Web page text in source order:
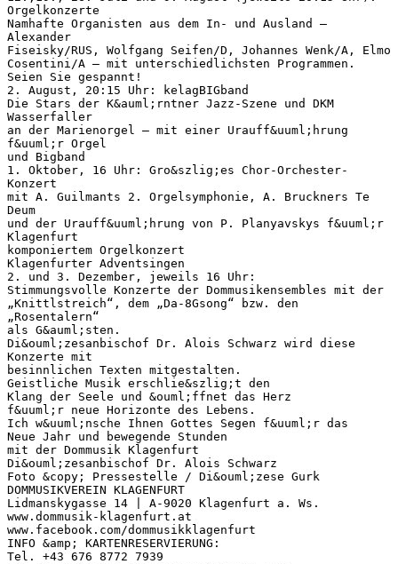
Orgelkonzerte
Namhafte Organisten aus dem In- und Ausland –
Alexander
Fiseisky/RUS, Wolfgang Seifen/D, Johannes Wenk/A, Elmo
Cosentini/A – mit unterschiedlichsten Programmen.
Seien Sie gespannt!
2. August, 20:15 Uhr: kelagBIGband
Die Stars der K&auml;rntner Jazz-Szene und DKM
Wasserfaller
an der Marienorgel – mit einer Urauff&uuml;hrung
f&uuml;r Orgel
und Bigband
1. Oktober, 16 Uhr: Gro&szlig;es Chor-Orchester-
Konzert
mit A. Guilmants 2. Orgelsymphonie, A. Bruckners Te
Deum
und der Urauff&uuml;hrung von P. Planyavskys f&uuml;r
Klagenfurt
komponiertem Orgelkonzert
Klagenfurter Adventsingen
2. und 3. Dezember, jeweils 16 Uhr:
Stimmungsvolle Konzerte der Dommusikensembles mit der
„Knittlstreich“, dem „Da-8Gsong“ bzw. den
„Rosentalern“
als G&auml;sten.
Di&ouml;zesanbischof Dr. Alois Schwarz wird diese
Konzerte mit
besinnlichen Texten mitgestalten.
Geistliche Musik erschlie&szlig;t den
Klang der Seele und &ouml;ffnet das Herz
f&uuml;r neue Horizonte des Lebens.
Ich w&uuml;nsche Ihnen Gottes Segen f&uuml;r das
Neue Jahr und bewegende Stunden
mit der Dommusik Klagenfurt
Di&ouml;zesanbischof Dr. Alois Schwarz
Foto &copy; Pressestelle / Di&ouml;zese Gurk
DOMMUSIKVEREIN KLAGENFURT
Lidmanskygasse 14 | A-9020 Klagenfurt a. Ws.
www.dommusik-klagenfurt.at
www.facebook.com/dommusikklagenfurt
INFO &amp; KARTENRESERVIERUNG:
Tel. +43 676 8772 7939